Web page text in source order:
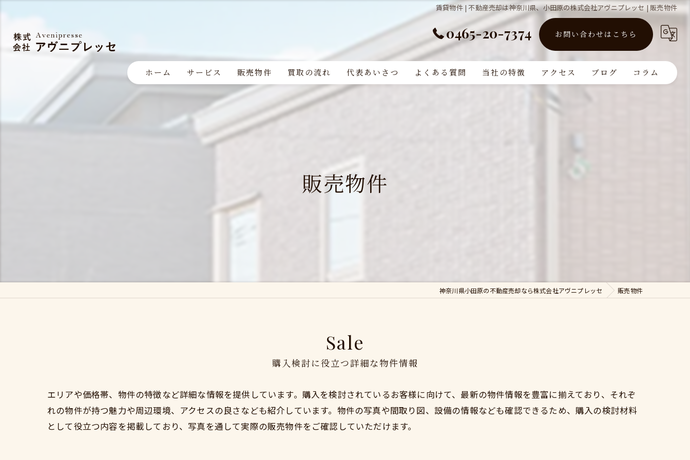
賃貸物件 | 不動産売却は神奈川県、小田原の株式会社アヴニプレッセ | 販売物件
0465-20-7374 お問い合わせはこちら
ホーム サービス 販売物件 買取の流れ 代表あいさつ よくある質問 当社の特徴 アクセス ブログ コラム
販売物件
神奈川県小田原の不動産売却なら株式会社アヴニプレッセ 販売物件
Sale
購入検討に役立つ詳細な物件情報
エリアや価格帯、物件の特徴など詳細な情報を提供しています。購入を検討されているお客様に向けて、最新の物件情報を豊富に揃えており、それぞ
れの物件が持つ魅力や周辺環境、アクセスの良さなども紹介しています。物件の写真や間取り図、設備の情報なども確認できるため、購入の検討材料
として役立つ内容を掲載しており、写真を通して実際の販売物件をご確認していただけます。